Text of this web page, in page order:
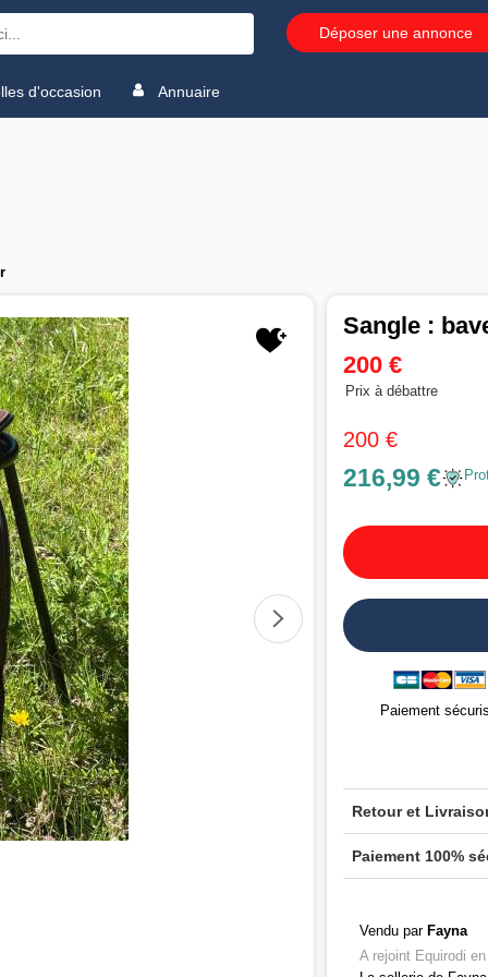
Déposer une annonce
d'occasion Annuaire
Sangle :
200 €
Prix à débattre
200 €
216,99 €
Paiement
Retour et
Paiement 100%
Vendu parFayna
A rejoint Equirodi